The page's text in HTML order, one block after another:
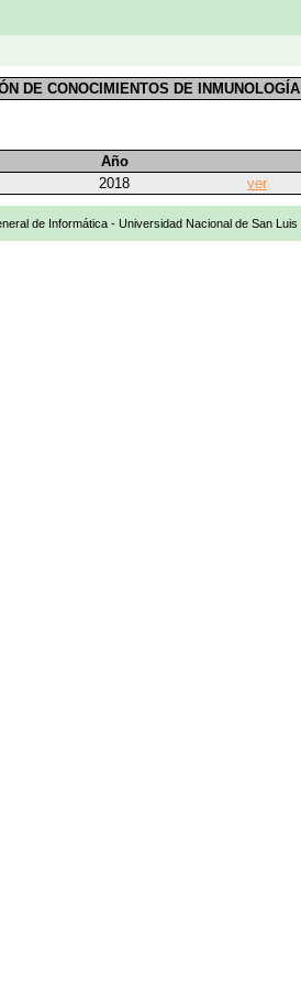
DE CONOCIMIENTOS DE INMUNOLOGÍA
Año
2018 ver
de Informática - Universidad Nacional de San Luis